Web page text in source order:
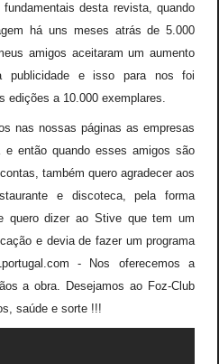
desta revista, quando
há uns meses atrás de 5.000
amigos aceitaram um aumento
publicidade e isso para nos foi
edições a 10.000 exemplares.
nas nossas páginas as empresas
então quando esses amigos são
também quero agradecer aos
e discoteca, pela forma
quero dizer ao Stive que tem um
e devia de fazer um programa
- Nos oferecemos a
a obra. Desejamos ao Foz-Club
saúde e sorte !!!